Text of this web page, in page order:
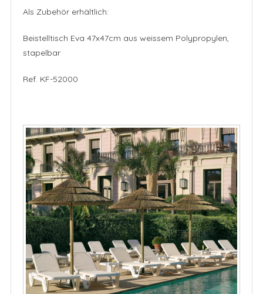
Als Zubehör erhältlich:
Beistelltisch Eva 47x47cm aus weissem Polypropylen,
stapelbar
Ref. KF-52000